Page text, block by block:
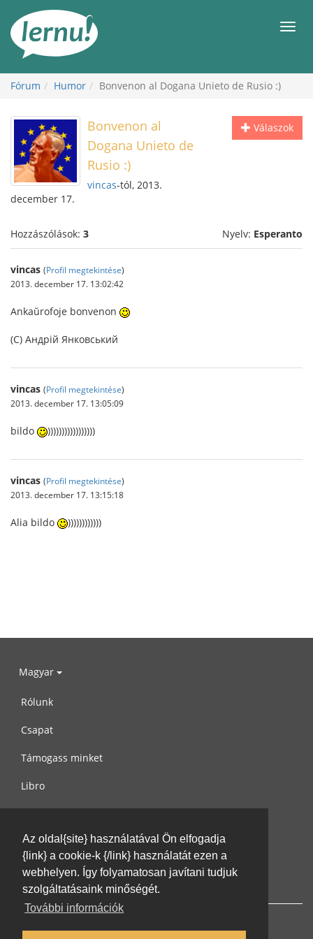
Az oldal{site} használatával Ön elfogadja
{link} a cookie-k {/link} használatát ezen a
webhelyen. Így folyamatosan javítani tudjuk
szolgáltatásaink minőségét.
További információk
Fórum Humor Bonvenon al Dogana Unieto de Rusio :)
Válaszok
Bonvenon al
Dogana Unieto de
Rusio :)
vincas-tól, 2013.
december 17.
Hozzászólások: 3 Nyelv: Esperanto
vincas (Profil megtekintése)
2013. december 17. 13:02:42
Ankaŭrofoje bonvenon
(C) Андрій Янковський
vincas (Profil megtekintése)
2013. december 17. 13:05:09
bildo )))))))))))))))))
vincas (Profil megtekintése)
2013. december 17. 13:15:18
Alia bildo ))))))))))))
Magyar
Rólunk
Csapat
Támogass minket
Libro
Használati feltételek
Írj nekünk